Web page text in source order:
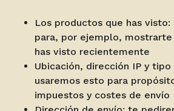
Los productos que has visto:
para, por ejemplo,
has visto recientemente
Ubicación, dirección IP y tipo
usaremos esto para
impuestos y costes de envío